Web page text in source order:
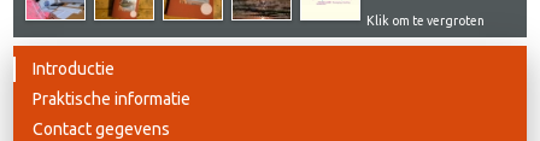
Klik om te vergroten
Introductie
Praktische informatie
Contact gegevens